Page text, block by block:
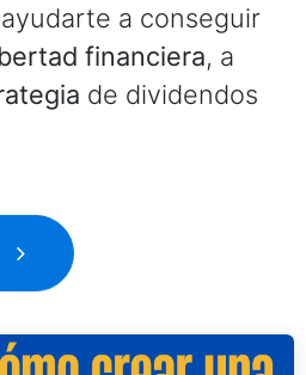
a conseguir
financiera, a
de dividendos